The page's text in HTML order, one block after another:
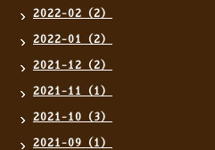
2022-02（2）
2022-01（2）
2021-12（2）
2021-11（1）
2021-10（3）
2021-09（1）